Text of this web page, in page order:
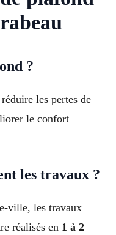
?
les pertes de
le confort
les travaux ?
ville, les travaux
réalisés en 1 à 2